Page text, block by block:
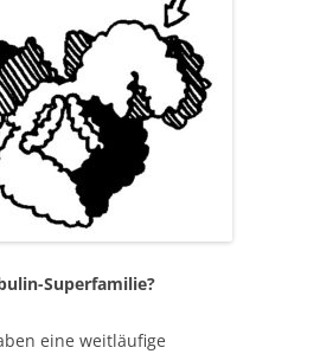
Superfamilie?
eine weitläufige